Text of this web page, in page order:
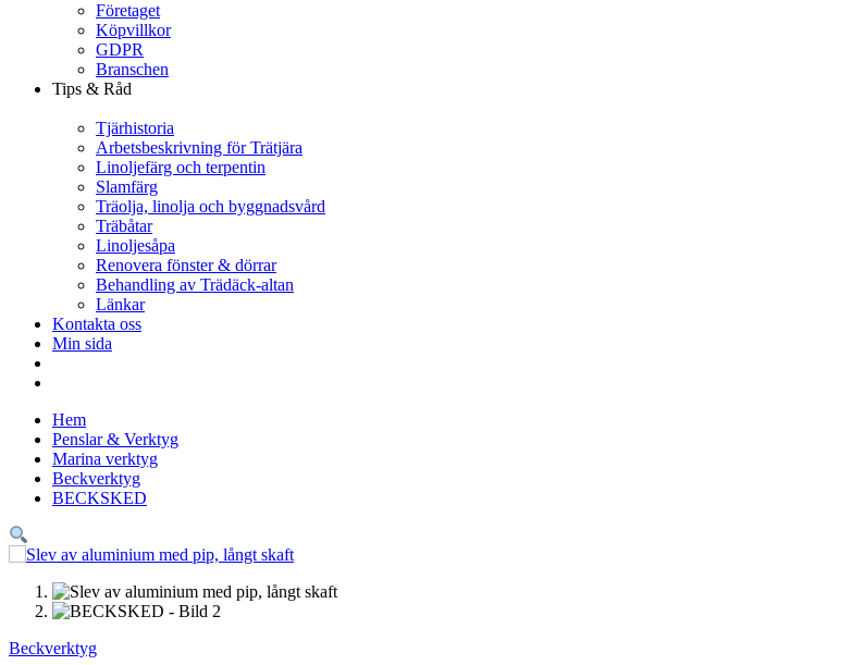
Företaget
Köpvillkor
GDPR
Branschen
Tips & Råd
Tjärhistoria
Arbetsbeskrivning för Trätjära
Linoljefärg och terpentin
Slamfärg
Träolja, linolja och byggnadsvård
Träbåtar
Linoljesåpa
Renovera fönster & dörrar
Behandling av Trädäck-altan
Länkar
Kontakta oss
Min sida
Hem
Penslar & Verktyg
Marina verktyg
Beckverktyg
BECKSKED
Beckverktyg